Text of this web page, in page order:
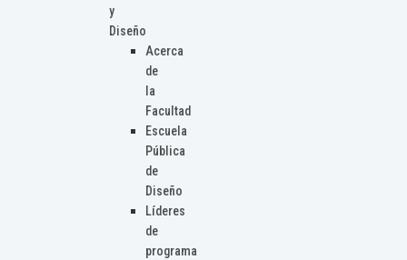
y
Diseño
Acerca
de
la
Facultad
Escuela
Pública
de
Diseño
Líderes
de
programa